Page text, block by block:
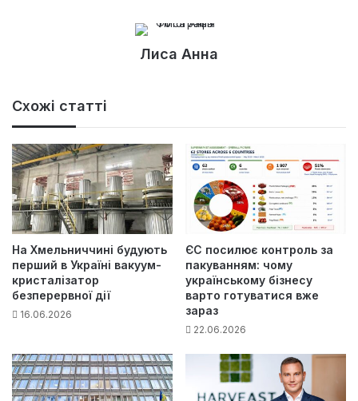
Лиса Анна
Схожі статті
На Хмельниччині будують
перший в Україні вакуум-
кристалізатор
безперервної дії
16.06.2026
ЄС посилює контроль за
пакуванням: чому
українському бізнесу
варто готуватися вже
зараз
22.06.2026